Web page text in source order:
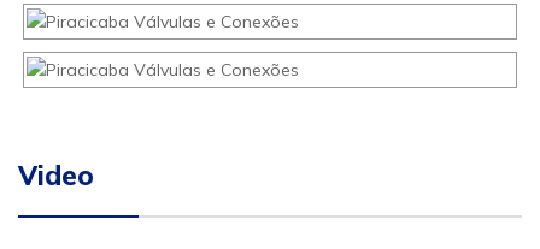
Video